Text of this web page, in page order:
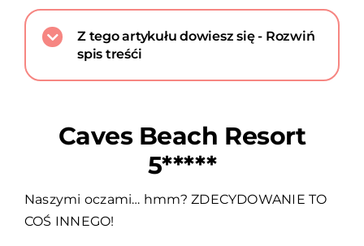
Z tego artykułu dowiesz się - Rozwiń
spis treśći
Caves Beach Resort
5*****
Naszymi oczami… hmm? ZDECYDOWANIE TO
COŚ INNEGO!